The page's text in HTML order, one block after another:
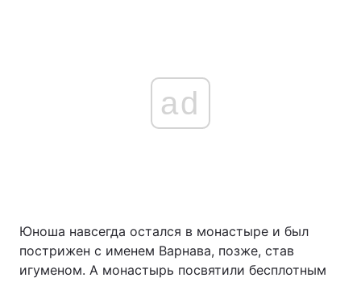
ad
Юноша навсегда остался в монастыре и был
пострижен с именем Варнава, позже, став
игуменом. А монастырь посвятили бесплотным